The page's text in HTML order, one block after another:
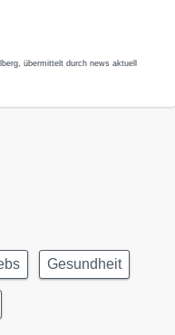
übermittelt durch news aktuell
Gesundheit